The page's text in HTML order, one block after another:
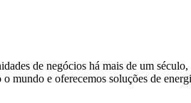
de negócios há mais de um
mundo e oferecemos soluções de